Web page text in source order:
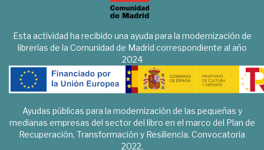
Esta actividad ha recibido una ayuda para la modernización de
librerías de la Comunidad de Madrid correspondiente al año
2024
Ayudas públicas para la modernización de las pequeñas y
medianas empresas del sector del libro en el marco del Plan de
Recuperación, Transformación y Resiliencia. Convocatoria
2022.